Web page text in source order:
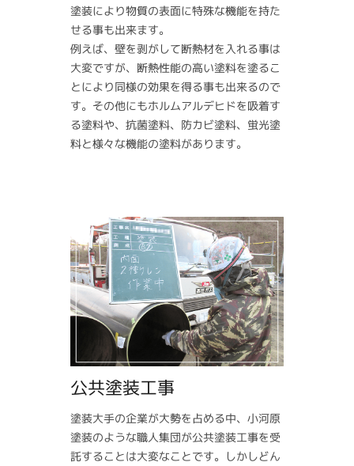
塗装により物質の表面に特殊な機能を持た
せる事も出来ます。
例えば、壁を剥がして断熱材を入れる事は
大変ですが、断熱性能の高い塗料を塗るこ
とにより同様の効果を得る事も出来るので
す。その他にもホルムアルデヒドを吸着す
る塗料や、抗菌塗料、防カビ塗料、蛍光塗
料と様々な機能の塗料があります。
公共塗装工事
塗装大手の企業が大勢を占める中、小河原
塗装のような職人集団が公共塗装工事を受
託することは大変なことです。しかしどん